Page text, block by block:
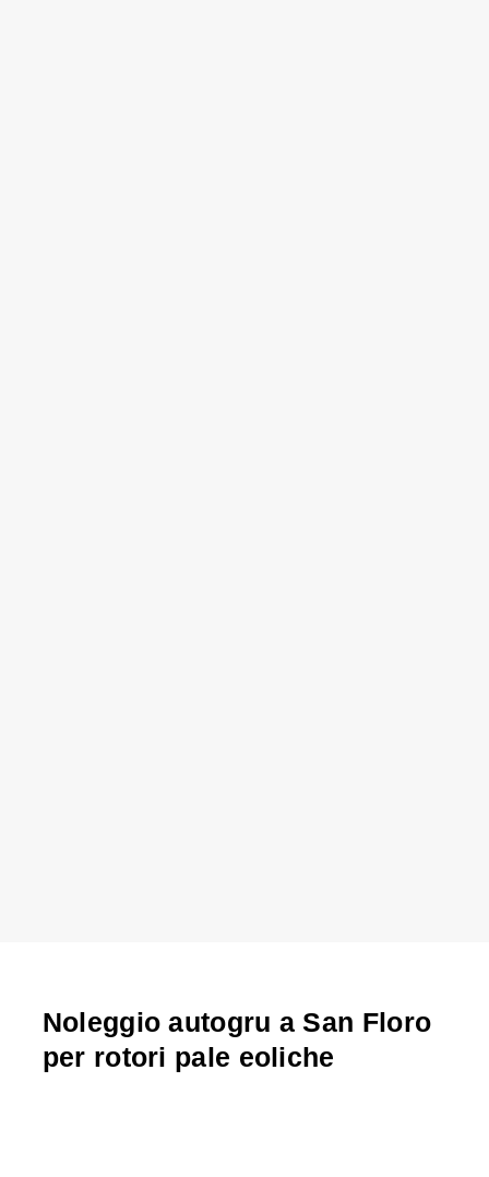
Noleggio autogru a San Floro
per rotori pale eoliche